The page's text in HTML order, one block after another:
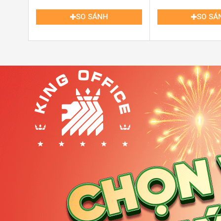
Tòa nhà Báo Tuổi Trẻ Building Quận Phú Nhuận
Điểm nổi bật của Báo Tuổi Trẻ Building chính là
của tòa nhà sử dụng kính cường lực, mang lại
cảm giác thoải mái cho các nhân viên. Tòa nhà
di chuyển giữa các tầng trở nên nhanh chóng và tiện
thống phòng cháy chữa cháy tự động, camera giám
SO SÁNH SO